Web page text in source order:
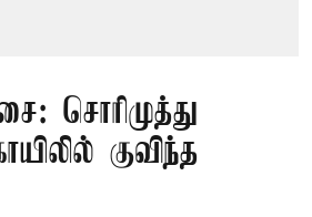
சொரிமுத்து
குவிந்த